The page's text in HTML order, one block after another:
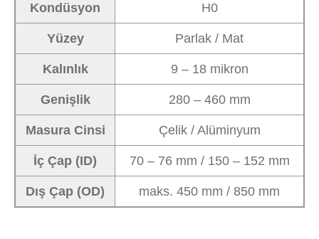
Kondüsyon H0
Yüzey Parlak / Mat
Kalınlık 9 – 18 mikron
Genişlik 280 – 460 mm
Masura Cinsi Çelik / Alüminyum
İç Çap (ID) 70 – 76 mm / 150 – 152 mm
Dış Çap (OD) maks. 450 mm / 850 mm